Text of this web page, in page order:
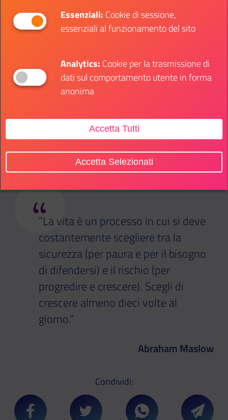
opportunità ci sono sul mercato e dove
effettivamente potresti inserirti.
Per quanto tu possa provare a ridurre i rischi al
minimo, arriverà un momento in cui bisognerà fare
il passo decisivo. È fondamentale aspettare
aspettare troppo, altrimenti rischieresti di restare
fermo sul trampolino di lancio.
“
“La vita è un processo in cui si deve
costantemente scegliere tra la
sicurezza (per paura e per il bisogno
di difendersi) e il rischio (per
progredire e crescere). Scegli di
crescere almeno dieci volte al
giorno.”
Abraham Maslow
Condividi:
Condividi su FacebookCondividi su TwitterCondividi su
Essenziali: Cookie di sessione,
essenziali al funzionamento del sito
Analytics: Cookie per la trasmissione di
dati sul comportamento utente in forma
anonima
Accetta Tutti
Accetta Selezionati